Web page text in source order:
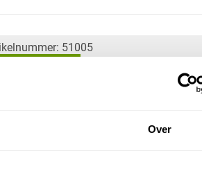
Over
51005